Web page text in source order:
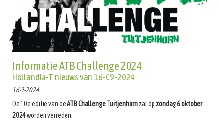
Informatie ATB Challenge 2024
Hollandia-T nieuws van 16-09-2024
16-9-2024
De 10e editie van deATB Challenge Tuitjenhornzal op zondag 6 oktober
2024worden verreden.